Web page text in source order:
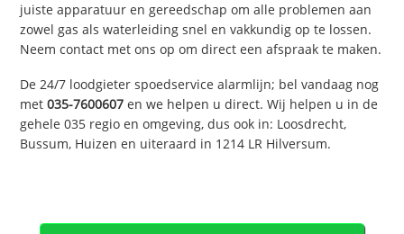
juiste apparatuur en gereedschap om alle problemen aan
zowel gas als waterleiding snel en vakkundig op te lossen.
Neem contact met ons op om direct een afspraak te maken.
De 24/7 loodgieter spoedservice alarmlijn; bel vandaag nog
met035-7600607 en we helpen u direct. Wij helpen u in de
gehele 035 regio en omgeving, dus ook in: Loosdrecht,
Bussum, Huizen en uiteraard in 1214 LR Hilversum.